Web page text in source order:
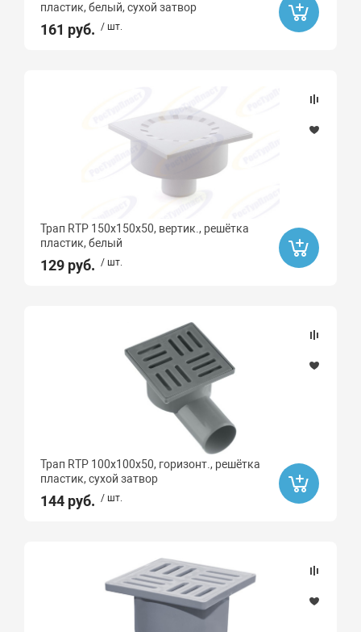
пластик, белый, сухой затвор
161 руб. / шт.
Трап RTP 150х150х50, вертик., решётка
пластик, белый
129 руб. / шт.
Трап RTP 100х100х50, горизонт., решётка
пластик, сухой затвор
144 руб. / шт.